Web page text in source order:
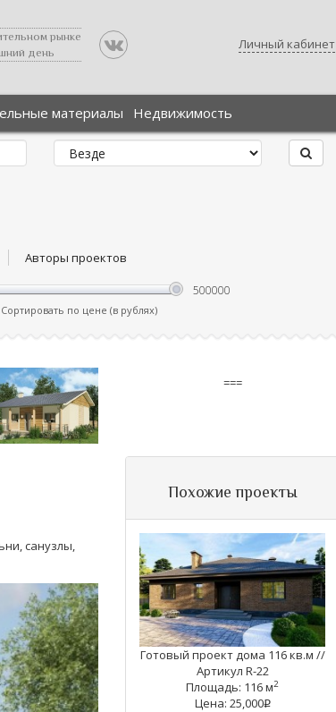
рынке
день
Личный кабинет
материалы Недвижимость
Авторы проектов
Сортировать по цене (в рублях)
санузлы,
===
Похожие проекты
Готовый проект дома 116 кв.м //
Артикул R-22
Площадь: 116 м2
Цена: 25,000q